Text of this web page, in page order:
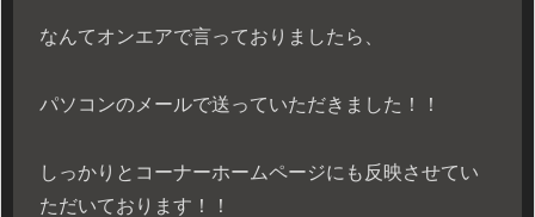
なんてオンエアで言っておりましたら、
パソコンのメールで送っていただきました！！
しっかりとコーナーホームページにも反映させてい
ただいております！！